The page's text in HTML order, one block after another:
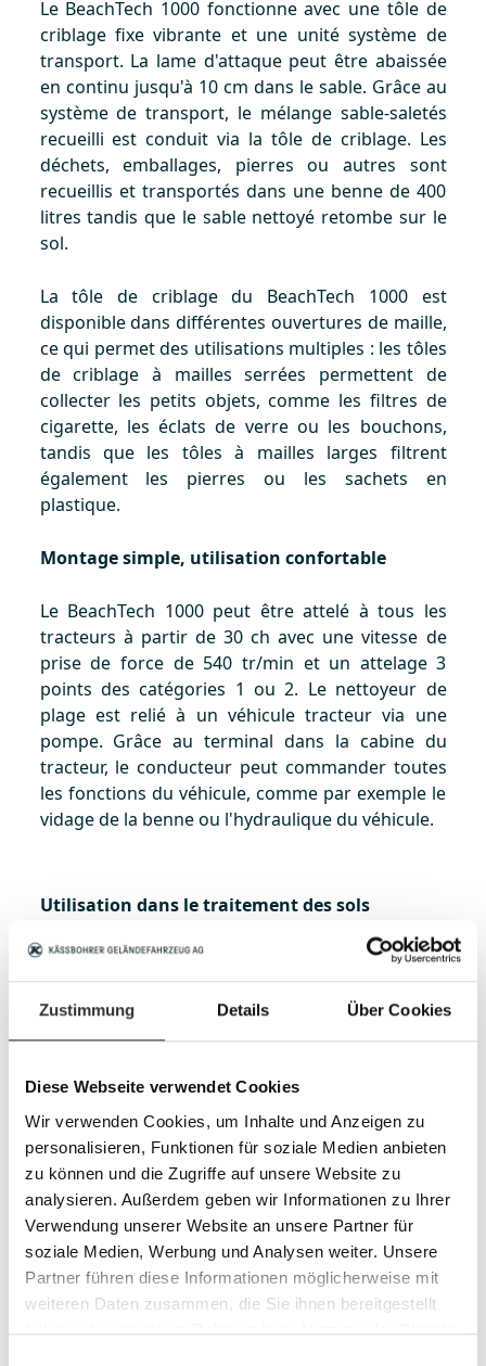
Zustimmung Details Über Cookies
Diese Webseite verwendet Cookies
Wir verwenden Cookies, um Inhalte und Anzeigen zu
personalisieren, Funktionen für soziale Medien anbieten
zu können und die Zugriffe auf unsere Website zu
analysieren. Außerdem geben wir Informationen zu Ihrer
Verwendung unserer Website an unsere Partner für
soziale Medien, Werbung und Analysen weiter. Unsere
Partner führen diese Informationen möglicherweise mit
weiteren Daten zusammen, die Sie ihnen bereitgestellt
haben oder die sie im Rahmen Ihrer Nutzung der Dienste
Le BeachTech 1000 fonctionne avec une tôle de
criblage fixe vibrante et une unité système de
transport. La lame d'attaque peut être abaissée
en continu jusqu'à 10 cm dans le sable. Grâce au
système de transport, le mélange sable-saletés
recueilli est conduit via la tôle de criblage. Les
déchets, emballages, pierres ou autres sont
recueillis et transportés dans une benne de 400
litres tandis que le sable nettoyé retombe sur le
sol.
La tôle de criblage du BeachTech 1000 est
disponible dans différentes ouvertures de maille,
ce qui permet des utilisations multiples : les tôles
de criblage à mailles serrées permettent de
collecter les petits objets, comme les filtres de
cigarette, les éclats de verre ou les bouchons,
tandis que les tôles à mailles larges filtrent
également les pierres ou les sachets en
plastique.
Montage simple, utilisation confortable
Le BeachTech 1000 peut être attelé à tous les
tracteurs à partir de 30 ch avec une vitesse de
prise de force de 540 tr/min et un attelage 3
points des catégories 1 ou 2. Le nettoyeur de
plage est relié à un véhicule tracteur via une
pompe. Grâce au terminal dans la cabine du
tracteur, le conducteur peut commander toutes
les fonctions du véhicule, comme par exemple le
vidage de la benne ou l'hydraulique du véhicule.
Utilisation dans le traitement des sols
Avec l'unité de criblage fixe, le BeachTech 1000
est particulièrement robuste et convient pour la
collecte de pierres sur les surfaces agricoles
tamisables. Le nettoyeur de plage peut donc être
exemple pour la culture des légumes et du
gazon.
L'épierrage des sols permet de préserver les
machines de récolte utilisées lors des étapes de
travail suivantes. Cela prolonge leur durée de vie.
Simultanément, le BeachTech tamise les restes
des récoltes précédentes ainsi que les mauvaises
herbes, ce qui évite aux cultures agricoles de